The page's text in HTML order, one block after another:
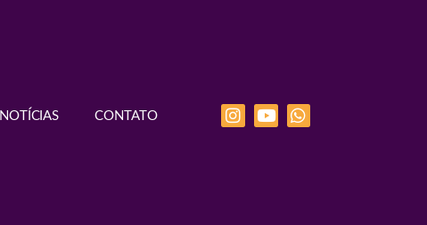
NOTÍCIAS CONTATO